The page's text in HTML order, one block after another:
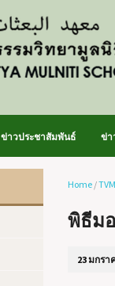
ข่าวประชาสัมพันธ์ ข่า
Home /
พิธีม
23 มกรา